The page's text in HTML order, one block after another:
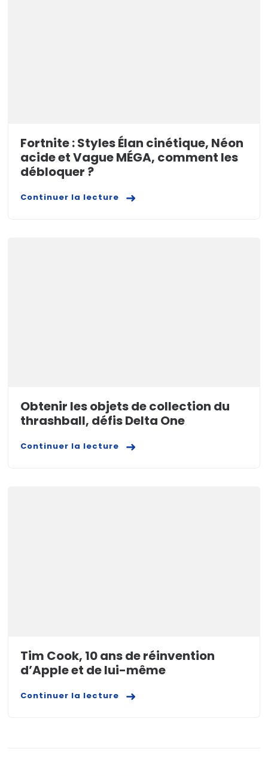
Fortnite : Styles Élan cinétique, Néon
acide et Vague MÉGA, comment les
débloquer ?
Continuer la lecture
Obtenir les objets de collection du
thrashball, défis Delta One
Continuer la lecture
Tim Cook, 10 ans de réinvention
d’Apple et de lui-même
Continuer la lecture